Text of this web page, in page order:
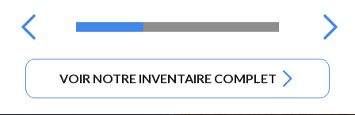
VOIR NOTRE INVENTAIRE COMPLET